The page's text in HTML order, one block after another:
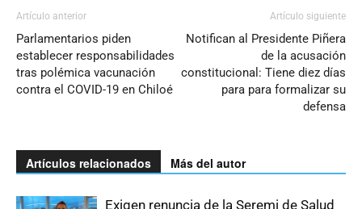
Artículo anterior
Parlamentarios piden
establecer responsabilidades
tras polémica vacunación
contra el COVID-19 en Chiloé
Artículo siguiente
Notifican al Presidente Piñera
de la acusación
constitucional: Tiene diez días
para para formalizar su
defensa
Artículos relacionados Más del autor
Exigen renuncia de la Seremi de Salud